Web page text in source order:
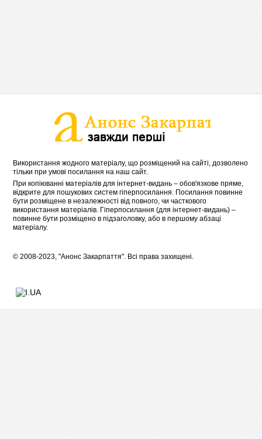
Використання жодного матеріалу, що розміщений на сайті, дозволено
тільки при умові посилання на наш сайт.
При копіюванні матеріалів для інтернет-видань – обов'язкове пряме,
відкрите для пошукових систем гіперпосилання. Посилання повинне
бути розміщене в незалежності від повного, чи часткового
використання матеріалів. Гіперпосилання (для інтернет-видань) –
повинне бути розміщено в підзаголовку, або в першому абзаці
матеріалу.
© 2008-2023, "Анонс Закарпаття". Всі права захищені.